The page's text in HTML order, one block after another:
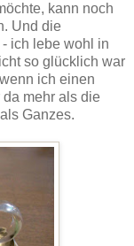
kann noch
Und die
ich lebe wohl in
so glücklich war
ich einen
mehr als die
Ganzes.